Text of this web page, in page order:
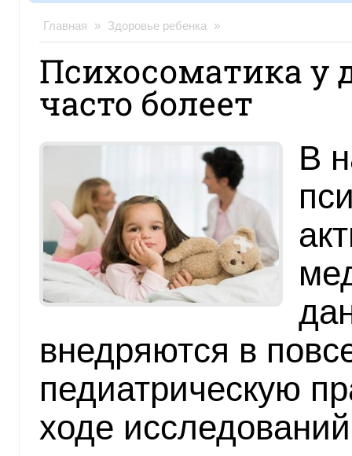
Главная » Здоровье ребенка »
Психосоматика у
часто болеет
В
внедряются в
педиатрическую
ходе